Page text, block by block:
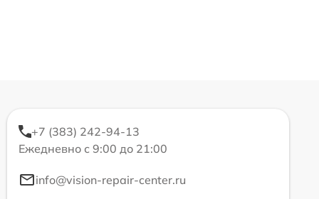
+7 (383) 242-94-13
Ежедневно с 9:00 до 21:00
info@vision-repair-center.ru